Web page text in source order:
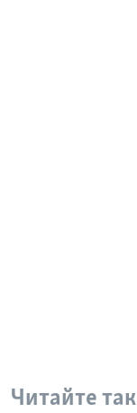
Читайте